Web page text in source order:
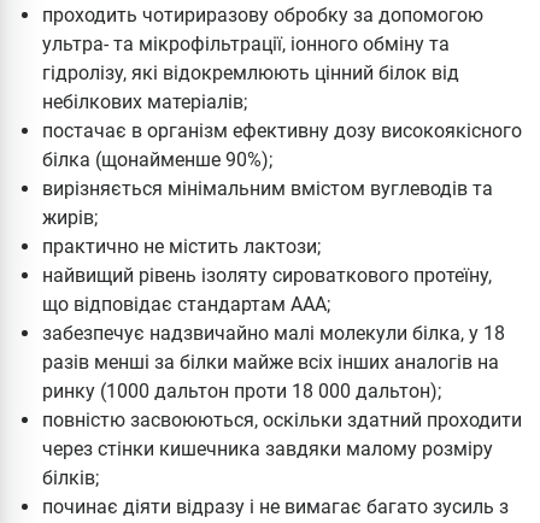
проходить чотириразову обробку за допомогою
ультра- та мікрофільтрації, іонного обміну та
гідролізу, які відокремлюють цінний білок від
небілкових матеріалів;
постачає в організм ефективну дозу високоякісного
білка (щонайменше 90%);
вирізняється мінімальним вмістом вуглеводів та
жирів;
практично не містить лактози;
найвищий рівень ізоляту сироваткового протеїну,
що відповідає стандартам AAA;
забезпечує надзвичайно малі молекули білка, у 18
разів менші за білки майже всіх інших аналогів на
ринку (1000 дальтон проти 18 000 дальтон);
повністю засвоюються, оскільки здатний проходити
через стінки кишечника завдяки малому розміру
білків;
починає діяти відразу і не вимагає багато зусиль з